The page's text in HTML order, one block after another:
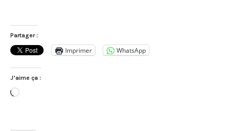
Partager :
Imprimer WhatsApp
J’aime ça :
Chargement…